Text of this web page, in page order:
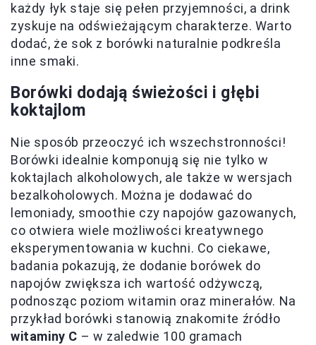
każdy łyk staje się pełen przyjemności, a drink
zyskuje na odświeżającym charakterze. Warto
dodać, że sok z borówki naturalnie podkreśla
inne smaki.
Borówki dodają świeżości i głębi
koktajlom
Nie sposób przeoczyć ich wszechstronności!
Borówki idealnie komponują się nie tylko w
koktajlach alkoholowych, ale także w wersjach
bezalkoholowych. Można je dodawać do
lemoniady, smoothie czy napojów gazowanych,
co otwiera wiele możliwości kreatywnego
eksperymentowania w kuchni. Co ciekawe,
badania pokazują, że dodanie borówek do
napojów zwiększa ich wartość odżywczą,
podnosząc poziom witamin oraz minerałów. Na
przykład borówki stanowią znakomite źródło
witaminy C – w zaledwie 100 gramach